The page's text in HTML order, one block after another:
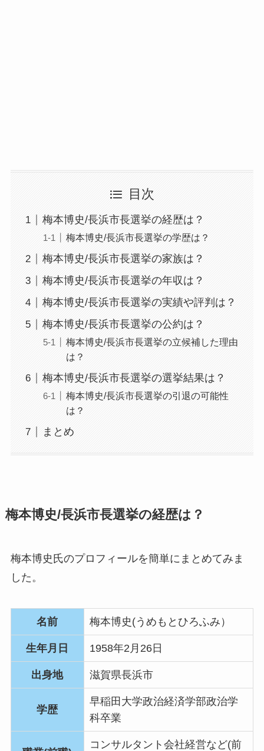
目次
梅本博史/長浜市長選挙の経歴は？
梅本博史/長浜市長選挙の学歴は？
梅本博史/長浜市長選挙の家族は？
梅本博史/長浜市長選挙の年収は？
梅本博史/長浜市長選挙の実績や評判は？
梅本博史/長浜市長選挙の公約は？
梅本博史/長浜市長選挙の立候補した理由
は？
梅本博史/長浜市長選挙の選挙結果は？
梅本博史/長浜市長選挙の引退の可能性
は？
まとめ
梅本博史/長浜市長選挙の経歴は？
梅本博史氏のプロフィールを簡単にまとめてみま
した。
名前 梅本博史(うめもとひろふみ）
生年月日 1958年2月26日
出身地 滋賀県長浜市
学歴
早稲田大学政治経済学部政治学
科卒業
コンサルタント会社経営など(前